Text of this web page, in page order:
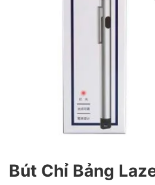
Bút Chỉ Bảng